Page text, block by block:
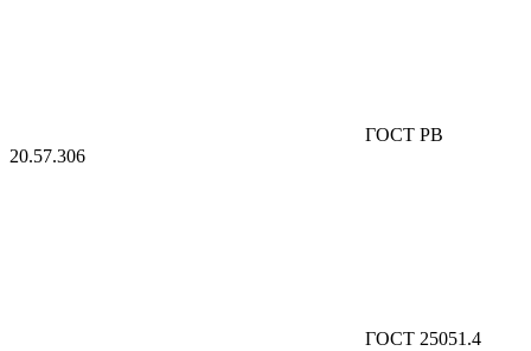
ГОСТ РВ
20.57.306
ГОСТ 25051.4